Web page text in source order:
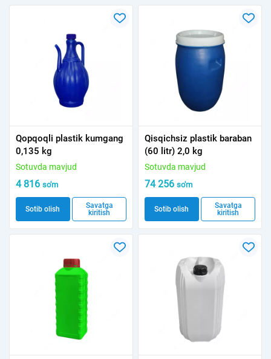
Qopqoqli plastik kumgang
0,135 kg
Sotuvda mavjud
4 816 so'm
Sotib olish
Savatga
kiritish
Qisqichsiz plastik baraban
(60 litr) 2,0 kg
Sotuvda mavjud
74 256 so'm
Sotib olish
Savatga
kiritish